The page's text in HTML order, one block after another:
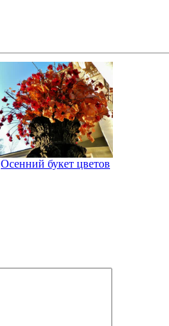
Осенний букет цветов